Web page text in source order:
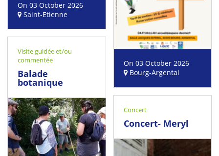
On 03 October 2026
Saint-Etienne
On 03 October 2026
Bourg-Argental
Visite guidée et/ou
commentée
Balade
botanique
Concert
Concert- Meryl